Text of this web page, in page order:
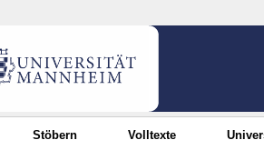
Stöbern Volltexte